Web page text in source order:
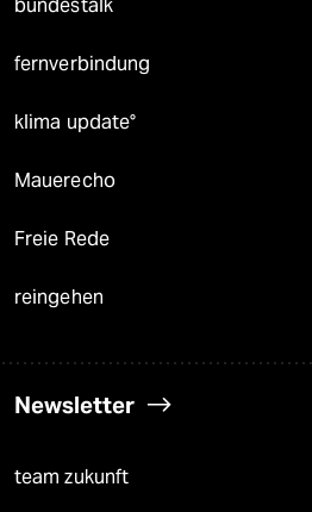
bundestalk
fernverbindung
klima update°
Mauerecho
Freie Rede
reingehen
Newsletter
team zukunft